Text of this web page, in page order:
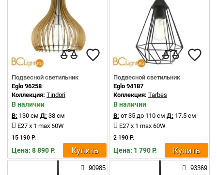
Подвесной светильник
Eglo 96258
Коллекция: Tindori
В наличии
В: 130 см Д: 38 см
E27 x 1 max 60W
15 190 Р.
Цена: 8 890 Р. Купить
Подвесной светильник
Eglo 94187
Коллекция: Tarbes
В наличии
В: от 35 до 110 см Д: 17.5 см
E27 x 1 max 60W
2 190 Р.
Цена: 1 790 Р. Купить
90985 93369